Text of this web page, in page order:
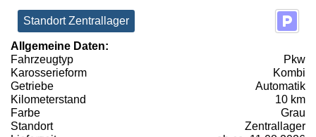
Standort Zentrallager
Allgemeine Daten:
Fahrzeugtyp
Pkw
Karosserieform
Kombi
Getriebe
Automatik
Kilometerstand
10 km
Farbe
Grau
Standort
Zentrallager